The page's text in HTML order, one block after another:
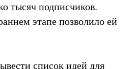
тысяч подписчиков.
этапе позволило ей
список идей для